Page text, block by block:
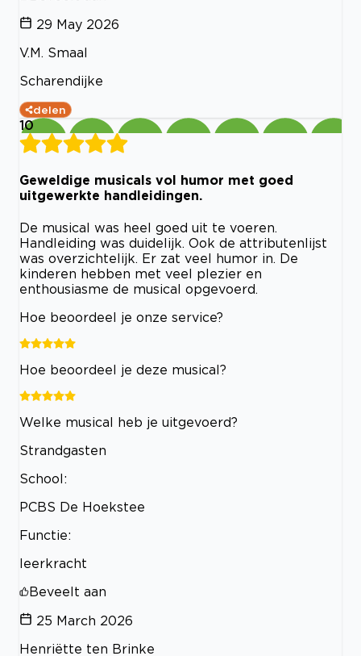
29 May 2026
V.M. Smaal
Scharendijke
delen
10
Geweldige musicals vol humor met goed
uitgewerkte handleidingen.
De musical was heel goed uit te voeren.
Handleiding was duidelijk. Ook de attributenlijst
was overzichtelijk. Er zat veel humor in. De
kinderen hebben met veel plezier en
enthousiasme de musical opgevoerd.
Hoe beoordeel je onze service?
Hoe beoordeel je deze musical?
Welke musical heb je uitgevoerd?
Strandgasten
School:
PCBS De Hoekstee
Functie:
leerkracht
Beveelt aan
25 March 2026
Henriëtte ten Brinke